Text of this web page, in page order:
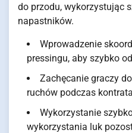
do przodu, wykorzystując
napastników.
Wprowadzenie
pressingu, aby szybko
Zachęcanie graczy
ruchów podczas
Wykorzystanie
wykorzystania luk